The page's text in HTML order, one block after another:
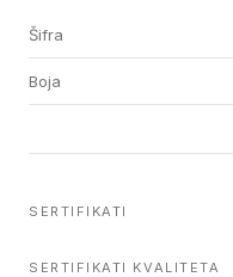
Šifra
Boja
SERTIFIKATI
SERTIFIKATI KVALITETA